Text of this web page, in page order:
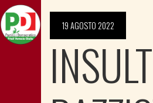
19 AGOSTO 2022